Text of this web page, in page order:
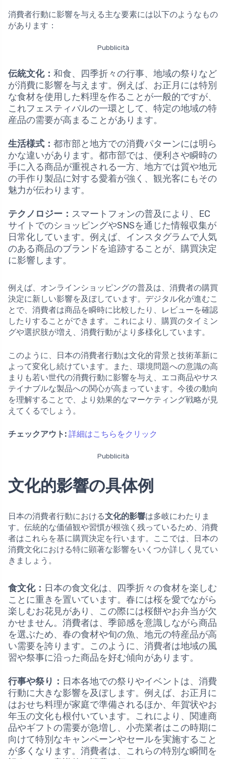
消費者行動に影響を与える主な要素には以下のようなもの
があります：
Pubblicità
伝統文化： 和食、四季折々の行事、地域の祭りなど
が消費に影響を与えます。例えば、お正月には特別
な食材を使用した料理を作ることが一般的ですが、
これフェスティバルの一環として、特定の地域の特
産品の需要が高まることがあります。
生活様式： 都市部と地方での消費パターンには明ら
かな違いがあります。都市部では、便利さや瞬時の
手に入る商品が重視される一方、地方では質や地元
の手作り製品に対する愛着が強く、観光客にもその
魅力が伝わります。
テクノロジー： スマートフォンの普及により、EC
サイトでのショッピングやSNSを通じた情報収集が
日常化しています。例えば、インスタグラムで人気
のある商品のブランドを追跡することが、購買決定
に影響します。
例えば、オンラインショッピングの普及は、消費者の購買
決定に新しい影響を及ぼしています。デジタル化が進むこ
とで、消費者は商品を瞬時に比較したり、レビューを確認
したりすることができます。これにより、購買のタイミン
グや選択肢が増え、消費行動がより多様化しています。
このように、日本の消費者行動は文化的背景と技術革新に
よって変化し続けています。また、環境問題への意識の高
まりも若い世代の消費行動に影響を与え、エコ商品やサス
テイナブルな製品への関心が高まっています。今後の動向
を理解することで、より効果的なマーケティング戦略が見
えてくるでしょう。
チェックアウト: 詳細はこちらをクリック
Pubblicità
文化的影響の具体例
日本の消費者行動における文化的影響は多岐にわたりま
す。伝統的な価値観や習慣が根強く残っているため、消費
者はこれらを基に購買決定を行います。ここでは、日本の
消費文化における特に顕著な影響をいくつか詳しく見てい
きましょう。
食文化： 日本の食文化は、四季折々の食材を楽しむ
ことに重きを置いています。春には桜を愛でながら
楽しむお花見があり、この際には桜餅やお弁当が欠
かせません。消費者は、季節感を意識しながら商品
を選ぶため、春の食材や旬の魚、地元の特産品が高
い需要を誇ります。このように、消費者は地域の風
習や祭事に沿った商品を好む傾向があります。
行事や祭り： 日本各地での祭りやイベントは、消費
行動に大きな影響を及ぼします。例えば、お正月に
はおせち料理が家庭で準備されるほか、年賀状やお
年玉の文化も根付いています。これにより、関連商
品やギフトの需要が急増し、小売業者はこの時期に
向けて特別なキャンペーンやセールを実施すること
が多くなります。消費者は、これらの特別な瞬間を